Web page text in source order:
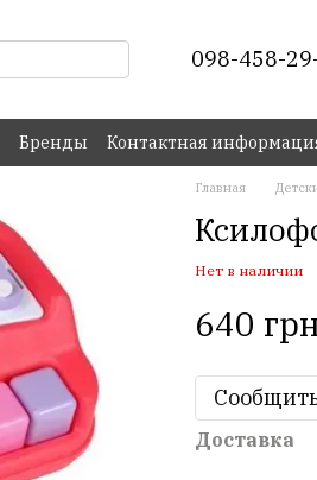
098-458-
Бренды Контактная
Главная
Нет в наличии
640 грн
Доставка